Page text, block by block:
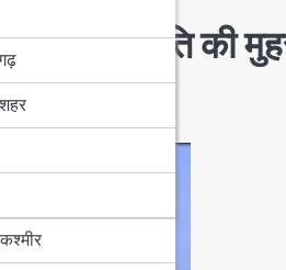
राष्ट्रपति की